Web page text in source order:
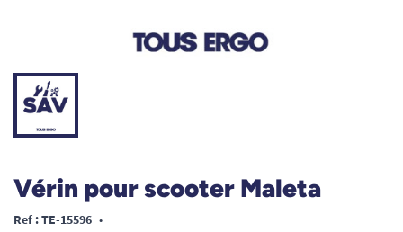
Vérin pour scooter Maleta
Ref : TE-15596 •